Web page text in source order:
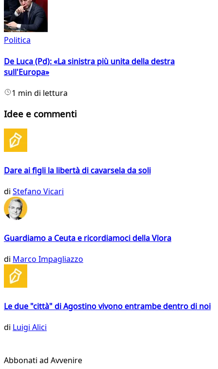
Politica
De Luca (Pd): «La sinistra più unita della destra
sull'Europa»
1 min di lettura
Idee e commenti
Dare ai figli la libertà di cavarsela da soli
di Stefano Vicari
Guardiamo a Ceuta e ricordiamoci della Vlora
di Marco Impagliazzo
Le due "città" di Agostino vivono entrambe dentro di noi
di Luigi Alici
Abbonati ad Avvenire